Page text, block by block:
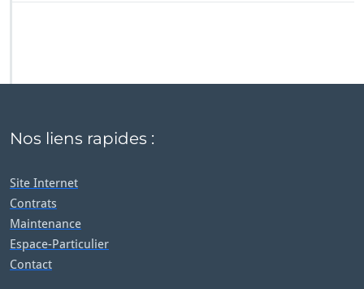
Nos liens rapides :
Site Internet
Contrats
Maintenance
Espace-Particulier
Contact